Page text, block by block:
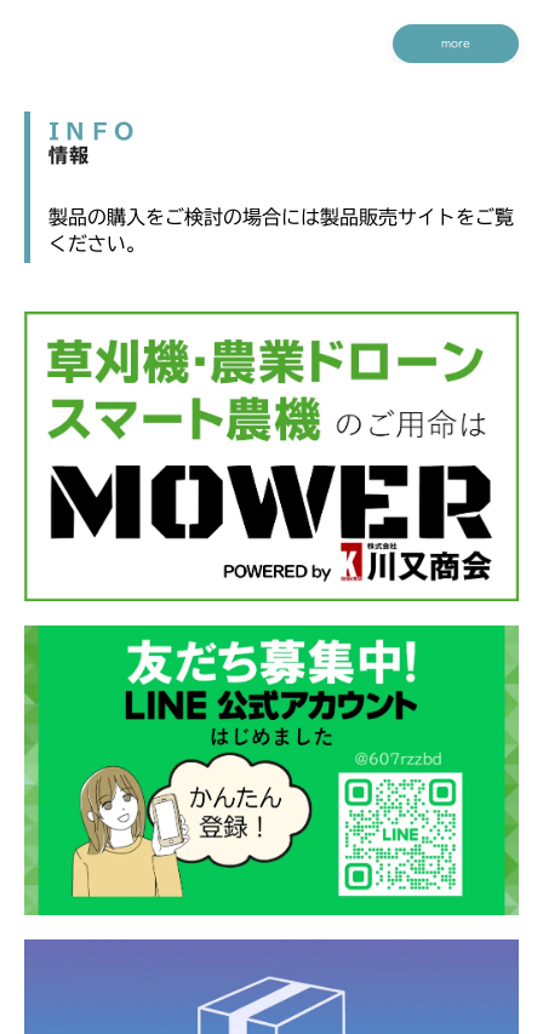
more
INFO
情報
製品の購入をご検討の場合には製品販売サイトをご覧
ください。